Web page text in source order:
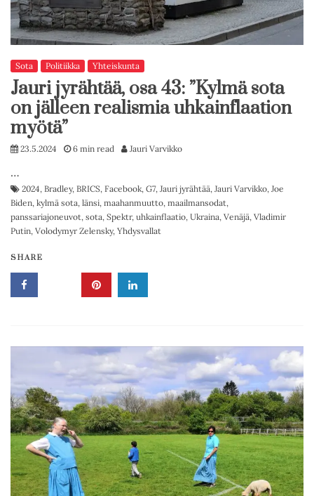
Sota Politiikka Yhteiskunta
Jauri jyrähtää, osa 43: ”Kylmä sota
on jälleen realismia uhkainflaation
myötä”
23.5.2024 6 min read Jauri Varvikko
…
2024, Bradley, BRICS, Facebook, G7, Jauri jyrähtää, Jauri Varvikko, Joe
Biden, kylmä sota, länsi, maahanmuutto, maailmansodat,
panssariajoneuvot, sota, Spektr, uhkainflaatio, Ukraina, Venäjä, Vladimir
Putin, Volodymyr Zelensky, Yhdysvallat
SHARE